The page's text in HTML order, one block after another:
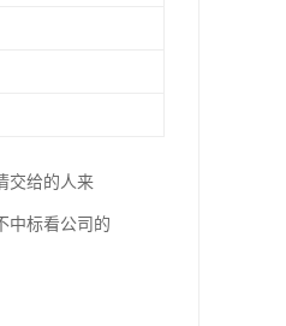
交给的人来
中标看公司的